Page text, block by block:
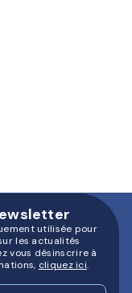
utilisée pour
les actualités
vous désinscrire à
cliquez ici.